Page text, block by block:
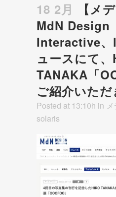
18 2月
【メ
MdN Design
Interactive
ュースにて、
TANAKA「
ご紹介いた
Posted at 13:10h in
solaris